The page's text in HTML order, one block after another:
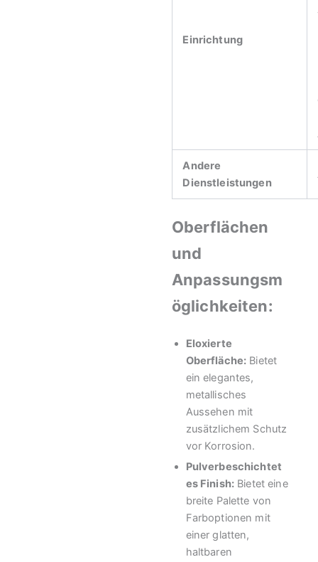
Einrichtung
Andere
Dienstleistungen
Oberflächen
und
Anpassungsm
öglichkeiten:
Eloxierte
Oberfläche: Bietet
ein elegantes,
metallisches
Aussehen mit
zusätzlichem Schutz
vor Korrosion.
Pulverbeschichtet
es Finish: Bietet eine
breite Palette von
Farboptionen mit
einer glatten,
haltbaren